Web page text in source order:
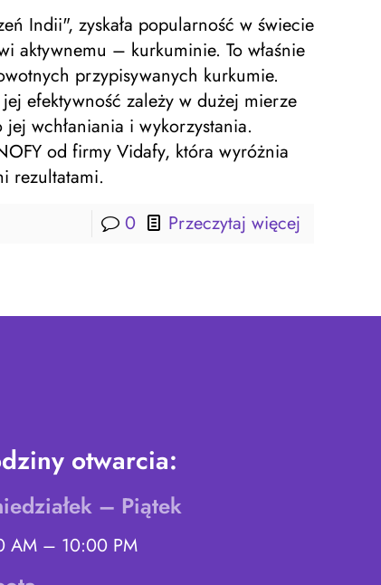
Indii", zyskała popularność w świecie
aktywnemu – kurkuminie. To właśnie
przypisywanych kurkumie.
efektywność zależy w dużej mierze
wchłaniania i wykorzystania.
od firmy Vidafy, która wyróżnia
rezultatami.
0 Przeczytaj więcej
otwarcia:
– Piątek
AM – 10:00 PM